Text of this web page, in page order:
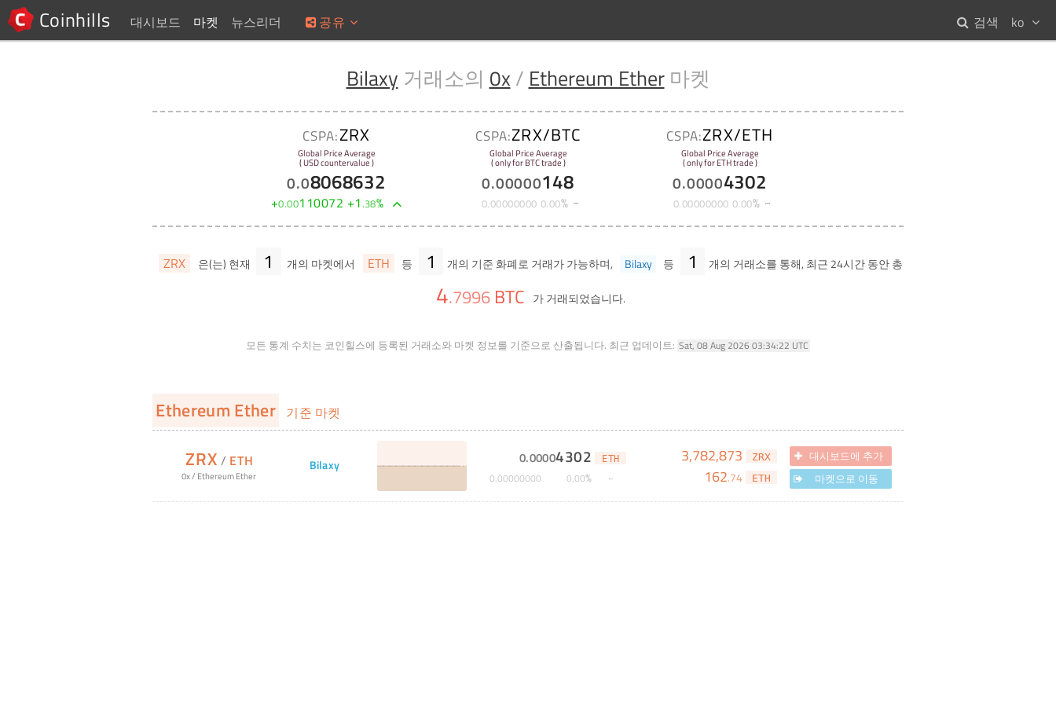
Coinhills 대시보드 마켓 뉴스리더 공유 ko
검색
Bilaxy 거래소의 0x / Ethereum Ether마켓
CSPA:ZRX
Global Price Average
( USD countervalue )
0.08068632
+0.00110072 +1.38%
CSPA:ZRX/BTC
Global Price Average
( only for BTC trade )
0.00000148
0.00000000 0.00%
CSPA:ZRX/ETH
Global Price Average
( only for ETH trade )
0.00004302
0.00000000 0.00%
ZRX 은(는) 현재 1 개의 마켓에서 ETH 등 1 개의 기준 화폐로 거래가 가능하며, Bilaxy 등 1 개의 거래소를 통해, 최근 24시간 동안 총
4.7996 BTC 가 거래되었습니다.
모든 통계 수치는 코인힐스에 등록된 거래소와 마켓 정보를 기준으로 산출됩니다. 최근 업데이트: Sat, 08 Aug 2026 03:34:22 UTC
Ethereum Ether 기준 마켓
ZRX / ETH
0x/ Ethereum Ether
Bilaxy 0.00004302 ETH
0.00000000 0.00%
3,782,873 ZRX
162.74 ETH
대시보드에 추가
마켓으로 이동